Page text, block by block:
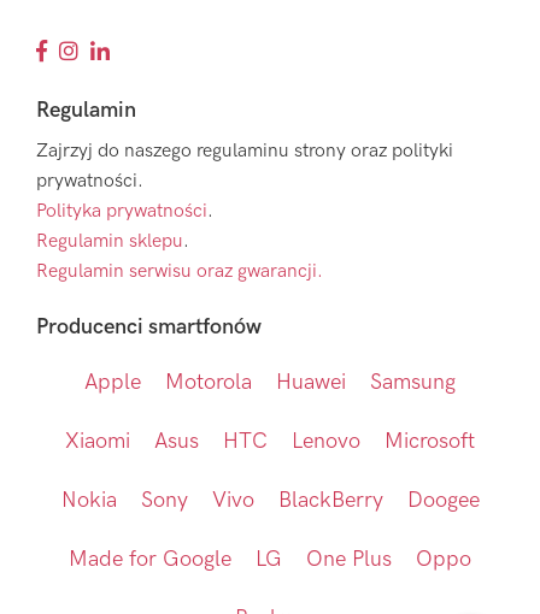
Regulamin
Zajrzyj do naszego regulaminu strony oraz polityki
prywatności.
Polityka prywatności.
Regulamin sklepu.
Regulamin serwisu oraz gwarancji.
Producenci smartfonów
Apple Motorola Huawei Samsung
Xiaomi Asus HTC Lenovo Microsoft
Nokia Sony Vivo BlackBerry Doogee
Made for Google LG One Plus Oppo